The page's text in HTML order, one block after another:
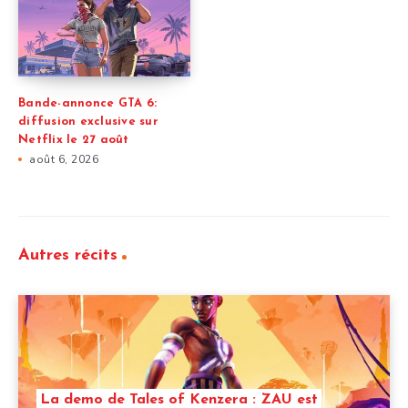
Bande-annonce GTA 6:
diffusion exclusive sur
Netflix le 27 août
août 6, 2026
Autres récits
La demo de Tales of Kenzera : ZAU est